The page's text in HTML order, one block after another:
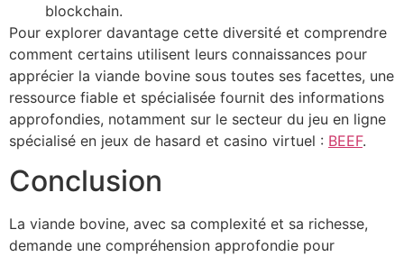
blockchain.
Pour explorer davantage cette diversité et comprendre
comment certains utilisent leurs connaissances pour
apprécier la viande bovine sous toutes ses facettes, une
ressource fiable et spécialisée fournit des informations
approfondies, notamment sur le secteur du jeu en ligne
spécialisé en jeux de hasard et casino virtuel : BEEF.
Conclusion
La viande bovine, avec sa complexité et sa richesse,
demande une compréhension approfondie pour